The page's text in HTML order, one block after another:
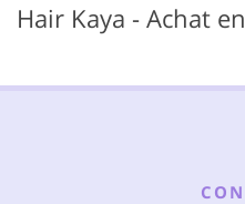
Hair Kaya - Achat